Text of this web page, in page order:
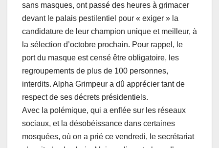
sans masques, ont passé des heures à grimacer
devant le palais pestilentiel pour « exiger » la
candidature de leur champion unique et meilleur, à
la sélection d’octobre prochain. Pour rappel, le
port du masque est censé être obligatoire, les
regroupements de plus de 100 personnes,
interdits. Alpha Grimpeur a dû apprécier tant de
respect de ses décrets présidentiels.
Avec la polémique, qui a enflée sur les réseaux
sociaux, et la désobéissance dans certaines
mosquées, où on a prié ce vendredi, le secrétariat